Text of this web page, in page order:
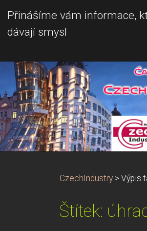
Přinášíme vám informace,
dávají smysl
CzechIndustry > Výpis
Štítek: